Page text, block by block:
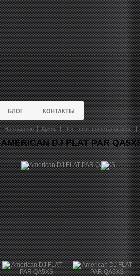
БЛОГ КОНТАКТЫ
На главную Архив Поставки приостановлены
AMERICAN DJ FLAT PAR